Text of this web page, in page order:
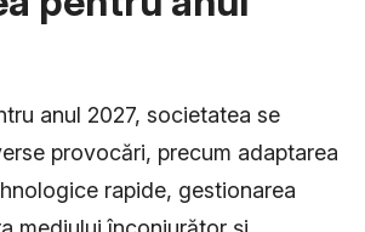
anul 2027, societatea se
provocări, precum adaptarea
rapide, gestionarea